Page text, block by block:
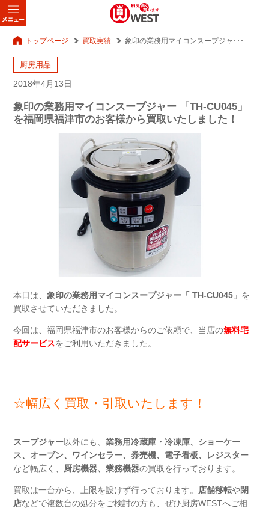
トップページ 買取実績 象印の業務用マイコンスープジャ･･･
厨房用品
2018年4月13日
象印の業務用マイコンスープジャー 「TH-CU045」
を福岡県福津市のお客様から買取いたしました！
本日は、象印の業務用マイコンスープジャー「 TH-CU045 」を
買取させていただきました。
今回は、福岡県福津市のお客様からのご依頼で、当店の無料宅
配サービスをご利用いただきました。
☆幅広く買取・引取いたします！
スープジャー以外にも、業務用冷蔵庫・冷凍庫、ショーケー
ス、オーブン、ワインセラー、券売機、電子看板、レジスター
など幅広く、 厨房機器、業務機器の買取を行っております。
買取は一台から、上限を設けず行っております。 店舗移転や閉
店などで複数台の処分をご検討の方も、ぜひ厨房WESTへご相